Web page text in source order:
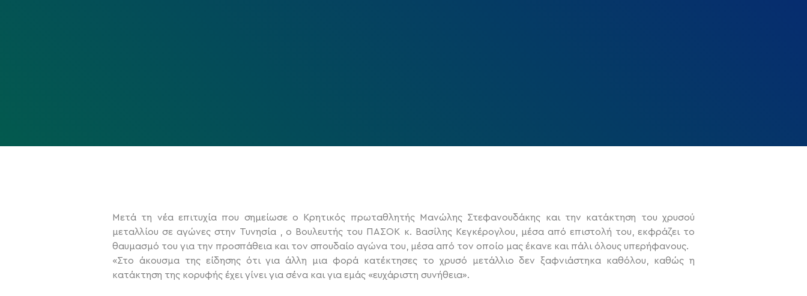
Μετά τη νέα επιτυχία που σημείωσε ο Κρητικός πρωταθλητής Μανώλης Στεφανουδάκης και την κατάκτηση του χρυσού
μεταλλίου σε αγώνες στην Τυνησία , ο Βουλευτής του ΠΑΣΟΚ κ. Βασίλης Κεγκέρογλου, μέσα από επιστολή του, εκφράζει το
θαυμασμό του για την προσπάθεια και τον σπουδαίο αγώνα του, μέσα από τον οποίο μας έκανε και πάλι όλους υπερήφανους.
«Στο άκουσμα της είδησης ότι για άλλη μια φορά κατέκτησες το χρυσό μετάλλιο δεν ξαφνιάστηκα καθόλου, καθώς η
κατάκτηση της κορυφής έχει γίνει για σένα και για εμάς «ευχάριστη συνήθεια».